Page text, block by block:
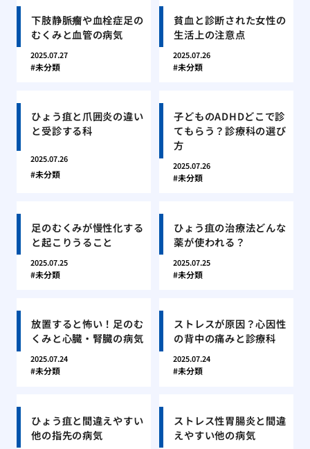
下肢静脈瘤や血栓症足の
むくみと血管の病気
2025.07.27
未分類
貧血と診断された女性の
生活上の注意点
2025.07.26
未分類
ひょう疽と爪囲炎の違い
と受診する科
2025.07.26
未分類
子どものADHDどこで診
てもらう？診療科の選び
方
2025.07.26
未分類
足のむくみが慢性化する
と起こりうること
2025.07.25
未分類
ひょう疽の治療法どんな
薬が使われる？
2025.07.25
未分類
放置すると怖い！足のむ
くみと心臓・腎臓の病気
2025.07.24
未分類
ストレスが原因？心因性
の背中の痛みと診療科
2025.07.24
未分類
ひょう疽と間違えやすい
他の指先の病気
ストレス性胃腸炎と間違
えやすい他の病気